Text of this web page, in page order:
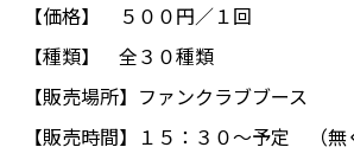
【価格】
５００円／１回
【種類】
全３０種類
【販売場所】 ファンクラブブース
【販売時間】 １５：３０～予定 （無